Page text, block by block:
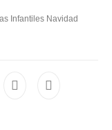
Infantiles Navidad